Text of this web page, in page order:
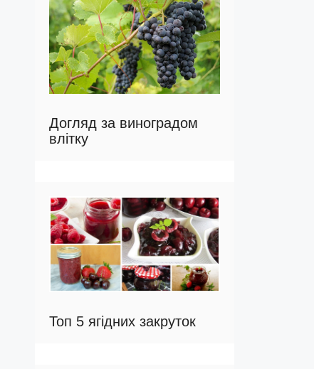
Догляд за виноградом
влітку
Топ 5 ягідних закруток